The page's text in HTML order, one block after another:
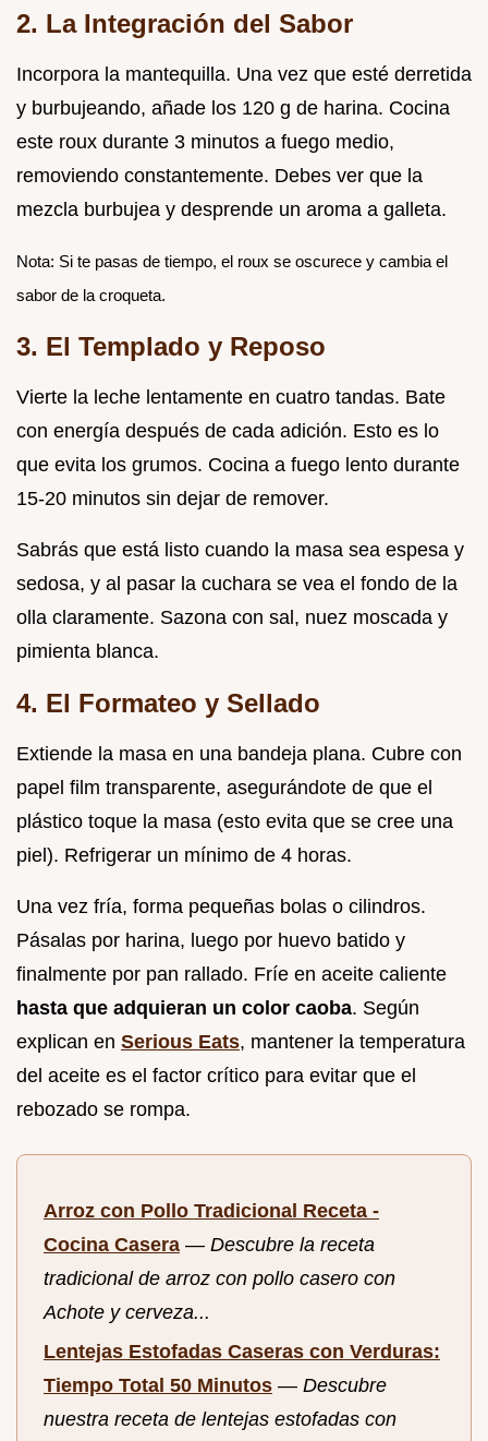
2. La Integración del Sabor
Incorpora la mantequilla. Una vez que esté derretida
y burbujeando, añade los 120 g de harina. Cocina
este roux durante 3 minutos a fuego medio,
removiendo constantemente. Debes ver que la
mezcla burbujea y desprende un aroma a galleta.
Nota: Si te pasas de tiempo, el roux se oscurece y cambia el
sabor de la croqueta.
3. El Templado y Reposo
Vierte la leche lentamente en cuatro tandas. Bate
con energía después de cada adición. Esto es lo
que evita los grumos. Cocina a fuego lento durante
15-20 minutos sin dejar de remover.
Sabrás que está listo cuando la masa sea espesa y
sedosa, y al pasar la cuchara se vea el fondo de la
olla claramente. Sazona con sal, nuez moscada y
pimienta blanca.
4. El Formateo y Sellado
Extiende la masa en una bandeja plana. Cubre con
papel film transparente, asegurándote de que el
plástico toque la masa (esto evita que se cree una
piel). Refrigerar un mínimo de 4 horas.
Una vez fría, forma pequeñas bolas o cilindros.
Pásalas por harina, luego por huevo batido y
finalmente por pan rallado. Fríe en aceite caliente
hasta que adquieran un color caoba. Según
explican en Serious Eats, mantener la temperatura
del aceite es el factor crítico para evitar que el
rebozado se rompa.
Arroz con Pollo Tradicional Receta -
Cocina Casera — Descubre la receta
tradicional de arroz con pollo casero con
Achote y cerveza...
Lentejas Estofadas Caseras con Verduras:
Tiempo Total 50 Minutos — Descubre
nuestra receta de lentejas estofadas con